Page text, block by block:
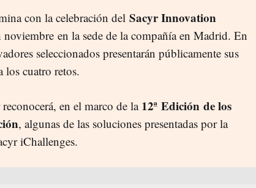
con la celebración del Sacyr Innovation
noviembre en la sede de la compañía en Madrid. En
seleccionados presentarán públicamente sus
los cuatro retos.
en el marco de la 12ª Edición de los
, algunas de las soluciones presentadas por la
iChallenges.